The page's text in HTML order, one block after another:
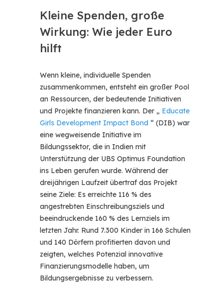
Kleine Spenden, große
Wirkung: Wie jeder Euro
hilft
Wenn kleine, individuelle Spenden
zusammenkommen, entsteht ein großer Pool
an Ressourcen, der bedeutende Initiativen
und Projekte finanzieren kann. Der „ Educate
Girls Development Impact Bond “ (DIB) war
eine wegweisende Initiative im
Bildungssektor, die in Indien mit
Unterstützung der UBS Optimus Foundation
ins Leben gerufen wurde. Während der
dreijährigen Laufzeit übertraf das Projekt
seine Ziele: Es erreichte 116 % des
angestrebten Einschreibungsziels und
beeindruckende 160 % des Lernziels im
letzten Jahr. Rund 7.300 Kinder in 166 Schulen
und 140 Dörfern profitierten davon und
zeigten, welches Potenzial innovative
Finanzierungsmodelle haben, um
Bildungsergebnisse zu verbessern.